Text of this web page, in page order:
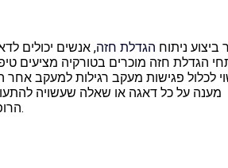
ביצוע ניתוח הגדלת חזה, אנשים יכולים
הגדלת חזה מוכרים בטורקיה מציעים
לכלול פגישות מעקב רגילות למעקב
מענה על כל דאגה או שאלה שעשויה
הרופאים מסייעים להבטיח שהמטופלים ישיגו סיפוק משך מהתוצאות של הגדלת החזה.